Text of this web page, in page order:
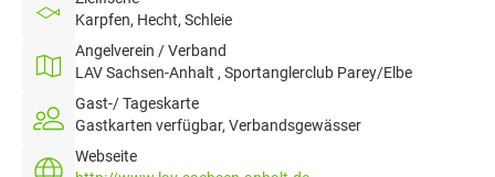
Karpfen, Hecht, Schleie
Angelverein / Verband
LAV Sachsen-Anhalt , Sportanglerclub Parey/Elbe
Gast-/ Tageskarte
Gastkarten verfügbar, Verbandsgewässer
Webseite